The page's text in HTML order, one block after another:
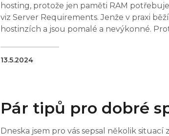
hosting, protože jen paměti RAM
viz Server Requirements. Jenže v praxi
hostinzích a jsou pomalé a nevýkonné.
13.5.2024
Pár tipů pro dobré
Dneska jsem pro vás sepsal několik situací